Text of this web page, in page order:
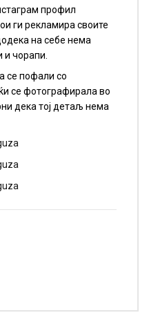
профил
ги рекламира своите
на себе нема
и чорапи.
се пофали со
се фотографирала во
дека тој детаљ нема